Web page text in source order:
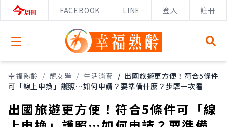
FACEBOOK LINE 登入 註冊
Open menu
幸福熟齡 / 靚女學 / 生活消費 / 出國旅遊更方便！符合5條件
可「線上申換」護照…如何申請？要準備什麼？步驟一次看
出國旅遊更方便！符合5條件可「線